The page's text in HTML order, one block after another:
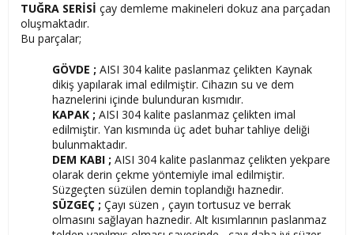
TUĞRA SERİSİ çay demleme makineleri dokuz ana parçadan
oluşmaktadır.
Bu parçalar;
GÖVDE ; AISI 304 kalite paslanmaz çelikten Kaynak
dikiş yapılarak imal edilmiştir. Cihazın su ve dem
haznelerini içinde bulunduran kısmıdır.
KAPAK ; AISI 304 kalite paslanmaz çelikten imal
edilmiştir. Yan kısmında üç adet buhar tahliye deliği
bulunmaktadır.
DEM KABI ; AISI 304 kalite paslanmaz çelikten yekpare
olarak derin çekme yöntemiyle imal edilmiştir.
Süzgeçten süzülen demin toplandığı haznedir.
SÜZGEÇ ; Çayı süzen , çayın tortusuz ve berrak
olmasını sağlayan haznedir. Alt kısımlarının paslanmaz